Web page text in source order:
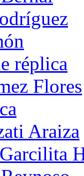
réplica
Flores
Araiza